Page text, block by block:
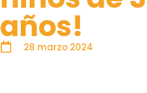
años!
28 marzo 2024